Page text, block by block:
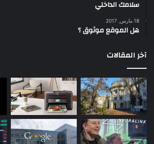
سلامك الداخلي
18 مارس, 2017
هل الموقع موثوق ؟
آخر المقالات